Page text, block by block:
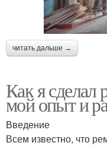
читать дальше →
Как я сделал
мой опыт и
Введение
Всем известно, что